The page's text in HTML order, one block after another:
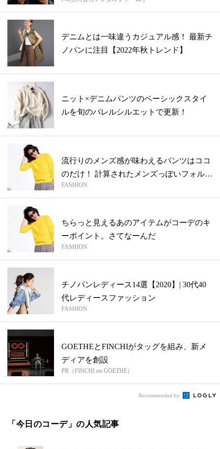
デニムとは一味違うカジュアル感！ 最新チ
ノパンに注目【2022年秋トレンド】
ニット×デニムパンツのベーシックスタイ
ルを旬のバレルシルエットで更新！
流行りのメンズ感が味わえるパンツはココ
のだけ！ 計算されたメンズっぽいフォルム
が...
FASHION
ちらっと見えるあのアイテムがコーデのキ
ーポイント。さてなーんだ
FASHION
チノパンレディース14選【2020】| 30代40
代レディースファッション
FASHION
GOETHEとFINCHIがタッグを組み、新メ
ディアを創設
PR（FINCHI on GOETHE）
Recommended by
「今日のコーデ」の人気記事